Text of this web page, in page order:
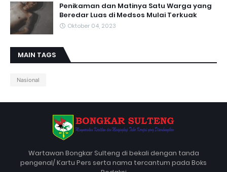
Penikaman dan Matinya Satu Warga yang
Beredar Luas di Medsos Mulai Terkuak
Oktober 04, 2023
MAIN TAGS
Nasional
Wartawan Bongkar Sulteng di bekali dengan tanda
pengenal/ Kartu Pers serta nama tercantum pada Boks